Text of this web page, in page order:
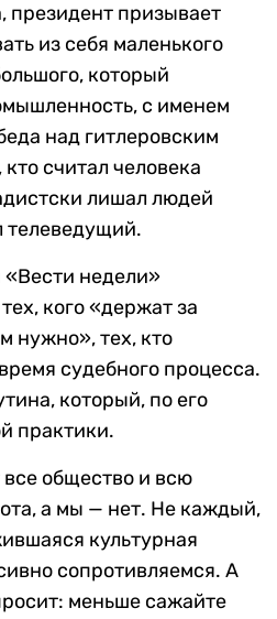
призывает
из себя маленького
который
с именем
над гитлеровским
считал человека
лишал людей
телеведущий.
недели»
кого «держат за
нужно», тех, кто
судебного процесса.
который, по его
практики.
общество и всю
а мы — нет. Не каждый,
культурная
сопротивляемся. А
меньше сажайте